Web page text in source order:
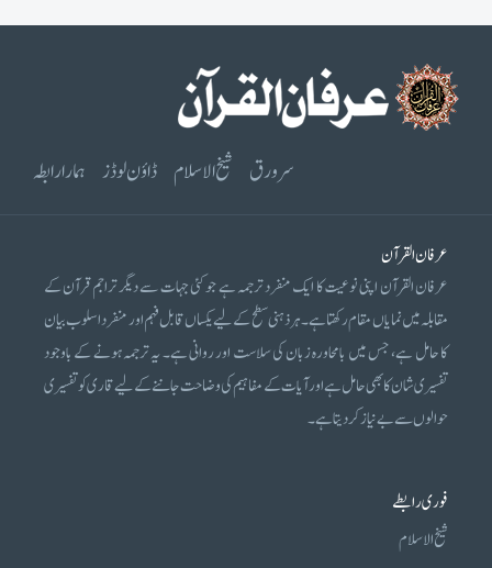
سرورق شیخ الاسلام ڈاؤن لوڈز ہمارا رابطہ
عرفان القرآن
عرفان القرآن اپنی نوعیت کا ایک منفرد ترجمہ ہے جو کئی جہات سے دیگر تراجم قرآن کے
مقابلہ میں نمایاں مقام رکھتا ہے۔ ہر ذہنی سطح کے لیے یکساں قابل فہم اور منفرد اسلوب بیان
کا حامل ہے، جس میں بامحاورہ زبان کی سلاست اور روانی ہے۔ یہ ترجمہ ہونے کے باوجود
تفسیری شان کا بھی حامل ہے اور آیات کے مفاہیم کی وضاحت جاننے کے لیے قاری کو تفسیری
حوالوں سے بے نیاز کر دیتا ہے۔
فوری رابطے
شیخ الاسلام